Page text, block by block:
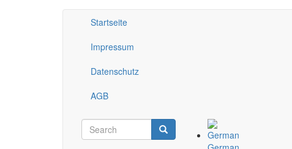
Kopfzeile
Startseite
Impressum
Datenschutz
AGB
Suchformular
Search
Search